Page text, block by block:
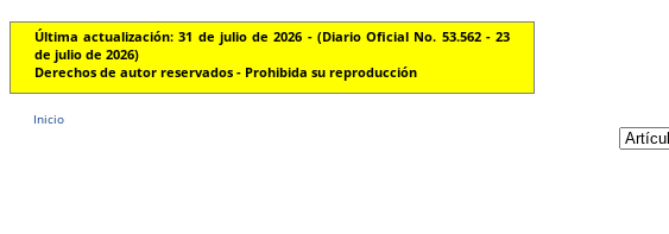
Última actualización: 31 de julio de 2026 - (Diario Oficial No. 53.562 - 23
de julio de 2026)
Derechos de autor reservados - Prohibida su reproducción
Inicio